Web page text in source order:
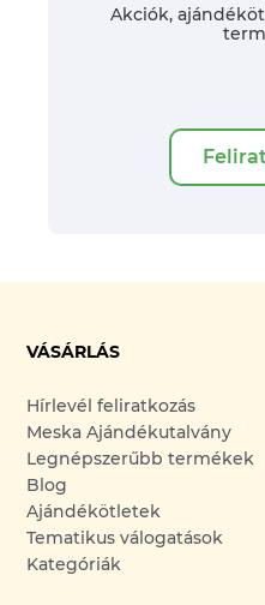
Akciók,
VÁSÁRLÁS
Hírlevél feliratkozás
Meska Ajándékutalvány
Legnépszerűbb termékek
Blog
Ajándékötletek
Tematikus válogatások
Kategóriák